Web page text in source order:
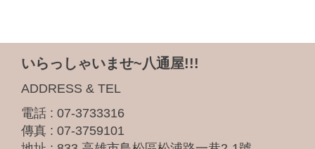
いらっしゃいませ~八通屋!!!
ADDRESS & TEL
電話 : 07-3733316
傳真 : 07-3759101